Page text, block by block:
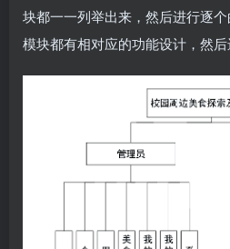
块都一一列举出来，然后进行逐
模块都有相对应的功能设计，然后